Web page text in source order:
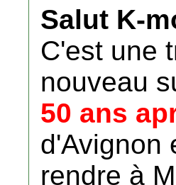
Salut K-
C'est une
nouveau
50 ans
d'Avignon
rendre à